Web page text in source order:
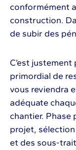
conformément
construction.
de subir des
C’est
primordial de
vous reviendra
adéquate
chantier. Phase
projet,
et des sous-